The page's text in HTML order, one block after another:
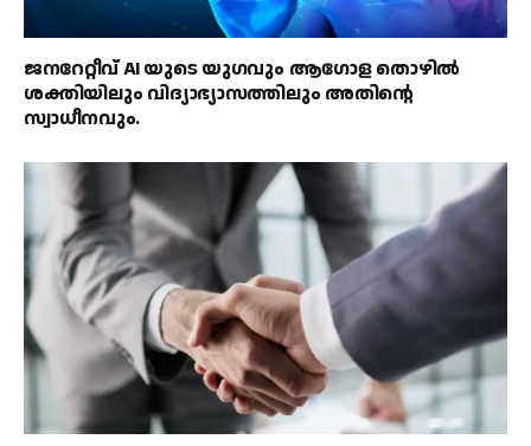
ജനറേറ്റീവ് AI യുടെ യുഗവും ആഗോള തൊഴിൽ
ശക്തിയിലും വിദ്യാഭ്യാസത്തിലും അതിൻ്റെ
സ്വാധീനവും.